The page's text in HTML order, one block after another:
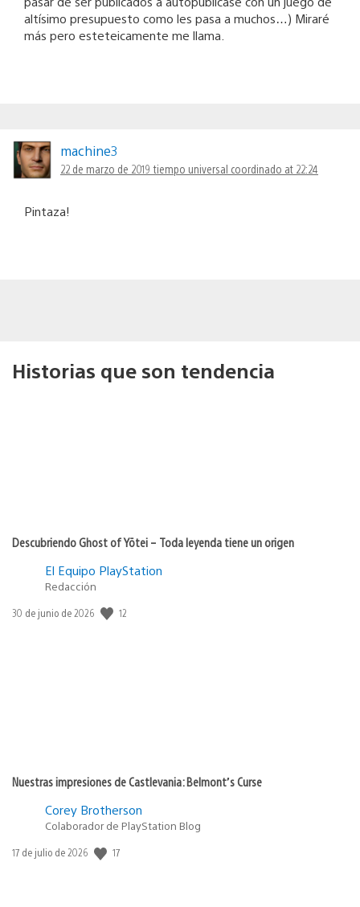
altísimo presupuesto como les pasa a muchos…) Miraré
más pero esteteicamente me llama.
machine3
22 de marzo de 2019 tiempo universal coordinado at 22:24
Pintaza!
Historias que son tendencia
Descubriendo Ghost of Yōtei – Toda leyenda tiene un origen
El Equipo PlayStation
Redacción
Fecha
30 de junio de 2026 12
Nuestras impresiones de Castlevania: Belmont’s Curse
Corey Brotherson
Colaborador de PlayStation Blog
Fecha
17 de julio de 2026 17